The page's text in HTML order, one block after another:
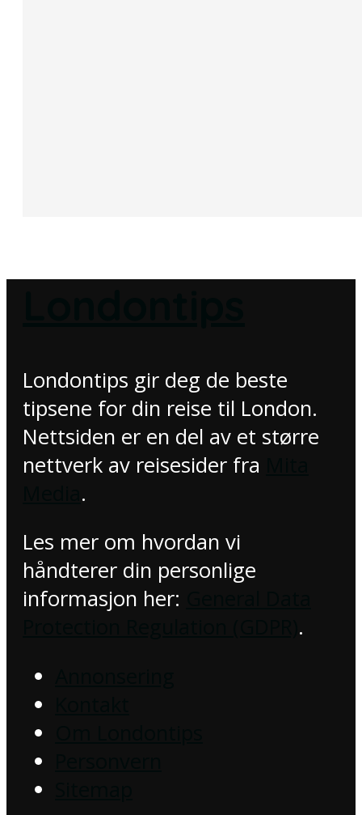
Londontips gir deg de beste
tipsene for din reise til London.
Nettsiden er en del av et større
nettverk av reisesider fra
.
Les mer om hvordan vi
håndterer din personlige
informasjon her:
.